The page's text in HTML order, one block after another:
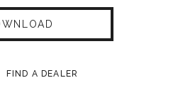
FIND A DEALER